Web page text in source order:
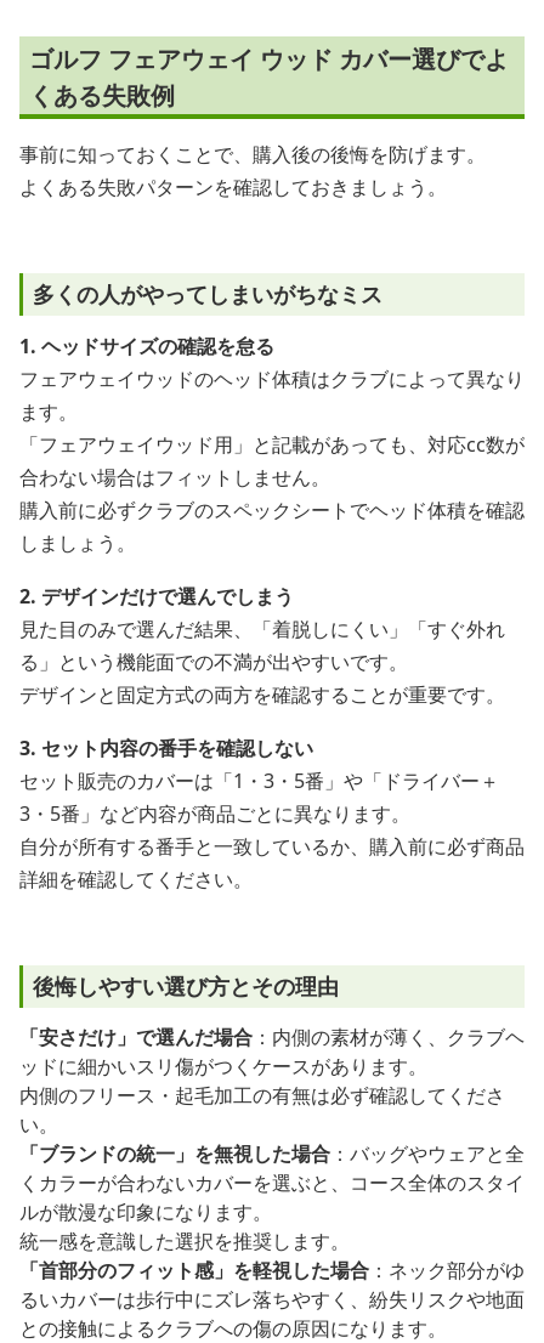
ゴルフ フェアウェイ ウッド カバー選びでよ
くある失敗例
事前に知っておくことで、購入後の後悔を防げます。
よくある失敗パターンを確認しておきましょう。
多くの人がやってしまいがちなミス
1. ヘッドサイズの確認を怠る
フェアウェイウッドのヘッド体積はクラブによって異なり
ます。
「フェアウェイウッド用」と記載があっても、対応cc数が
合わない場合はフィットしません。
購入前に必ずクラブのスペックシートでヘッド体積を確認
しましょう。
2. デザインだけで選んでしまう
見た目のみで選んだ結果、「着脱しにくい」「すぐ外れ
る」という機能面での不満が出やすいです。
デザインと固定方式の両方を確認することが重要です。
3. セット内容の番手を確認しない
セット販売のカバーは「1・3・5番」や「ドライバー＋
3・5番」など内容が商品ごとに異なります。
自分が所有する番手と一致しているか、購入前に必ず商品
詳細を確認してください。
後悔しやすい選び方とその理由
「安さだけ」で選んだ場合 ：内側の素材が薄く、クラブヘ
ッドに細かいスリ傷がつくケースがあります。
内側のフリース・起毛加工の有無は必ず確認してくださ
い。
「ブランドの統一」を無視した場合 ：バッグやウェアと全
くカラーが合わないカバーを選ぶと、コース全体のスタイ
ルが散漫な印象になります。
統一感を意識した選択を推奨します。
「首部分のフィット感」を軽視した場合 ：ネック部分がゆ
るいカバーは歩行中にズレ落ちやすく、紛失リスクや地面
との接触によるクラブへの傷の原因になります。